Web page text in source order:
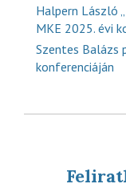
Halpern László
MKE 2025. évi
Szentes Balázs
konferenciáján